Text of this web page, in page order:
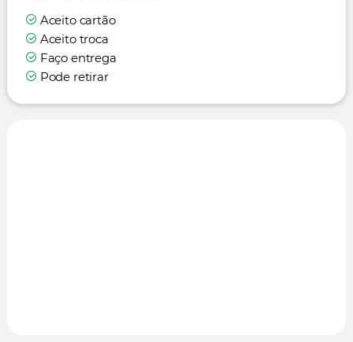
Aceito cartão
Aceito troca
Faço entrega
Pode retirar